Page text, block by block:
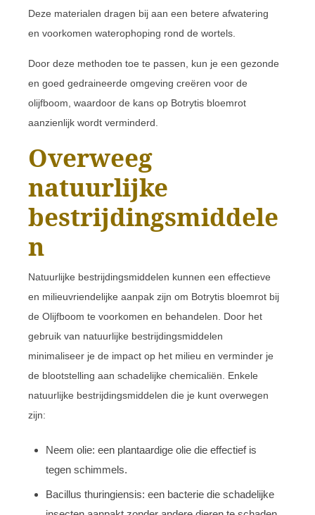
Deze materialen dragen bij aan een betere afwatering
en voorkomen waterophoping rond de wortels.
Door deze methoden toe te passen, kun je een gezonde
en goed gedraineerde omgeving creëren voor de
olijfboom, waardoor de kans op Botrytis bloemrot
aanzienlijk wordt verminderd.
Overweeg
natuurlijke
bestrijdingsmiddele
n
Natuurlijke bestrijdingsmiddelen kunnen een effectieve
en milieuvriendelijke aanpak zijn om Botrytis bloemrot bij
de Olijfboom te voorkomen en behandelen. Door het
gebruik van natuurlijke bestrijdingsmiddelen
minimaliseer je de impact op het milieu en verminder je
de blootstelling aan schadelijke chemicaliën. Enkele
natuurlijke bestrijdingsmiddelen die je kunt overwegen
zijn:
Neem olie: een plantaardige olie die effectief is
tegen schimmels.
Bacillus thuringiensis: een bacterie die schadelijke